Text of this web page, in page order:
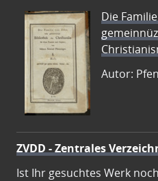
Die
Autor:
ZVDD - Zentrales
Ist Ihr gesuchtes Werk